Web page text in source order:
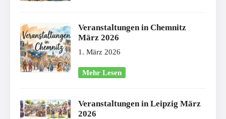
Veranstaltungen in Chemnitz
März 2026
1. März 2026
Mehr Lesen
Veranstaltungen in Leipzig März
2026